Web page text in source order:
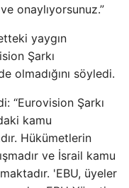
onaylıyorsunuz.”
yaygın
Şarkı
olmadığını söyledi.
“Eurovision Şarkı
kamu
Hükümetlerin
ve İsrail kamu
'EBU, üyeler